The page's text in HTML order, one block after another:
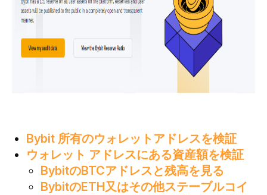
Bybit 所有のウォレットアドレスを検証
ウォレット アドレスにある資産額を検証
BybitのBTCアドレスと残高を見る
BybitのETH又はその他ステーブルコイ